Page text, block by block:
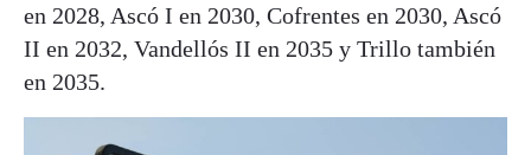
en 2028, Ascó I en 2030, Cofrentes en 2030, Ascó
II en 2032, Vandellós II en 2035 y Trillo también
en 2035.